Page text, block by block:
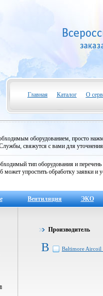
Главная Каталог О
оборудованием, просто
свяжутся с вами для
тип оборудования и
может упростить обработку заявки и
Вентиляция ЭКО
Производитель
B Baltimore Aircoil